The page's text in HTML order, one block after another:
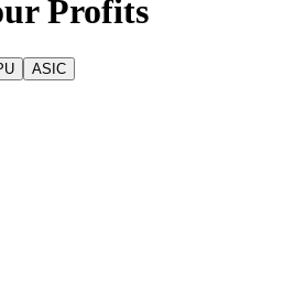
Profits
ASIC